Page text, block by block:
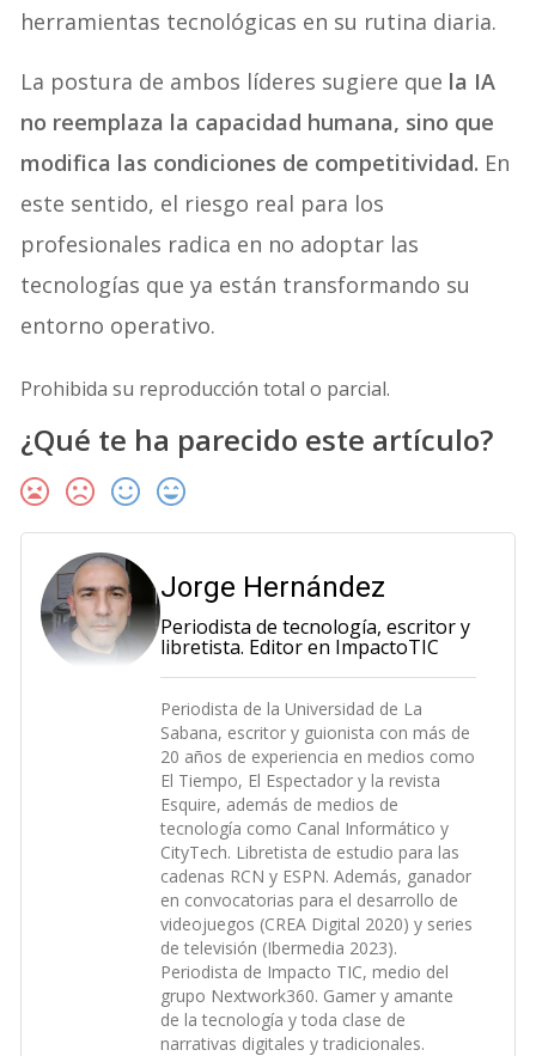
herramientas tecnológicas en su rutina diaria.
La postura de ambos líderes sugiere que la IA
no reemplaza la capacidad humana, sino que
modifica las condiciones de competitividad. En
este sentido, el riesgo real para los
profesionales radica en no adoptar las
tecnologías que ya están transformando su
entorno operativo.
Prohibida su reproducción total o parcial.
¿Qué te ha parecido este artículo?
Jorge Hernández
Periodista de tecnología, escritor y
libretista. Editor en ImpactoTIC
Periodista de la Universidad de La
Sabana, escritor y guionista con más de
20 años de experiencia en medios como
El Tiempo, El Espectador y la revista
Esquire, además de medios de
tecnología como Canal Informático y
CityTech. Libretista de estudio para las
cadenas RCN y ESPN. Además, ganador
en convocatorias para el desarrollo de
videojuegos (CREA Digital 2020) y series
de televisión (Ibermedia 2023).
Periodista de Impacto TIC, medio del
grupo Nextwork360. Gamer y amante
de la tecnología y toda clase de
narrativas digitales y tradicionales.